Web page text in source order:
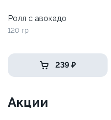
Ролл с авокадо
120 гр
239 ₽
Акции